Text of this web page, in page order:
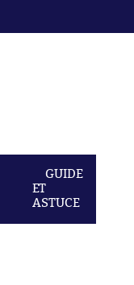
GUIDE
ET
ASTUCE